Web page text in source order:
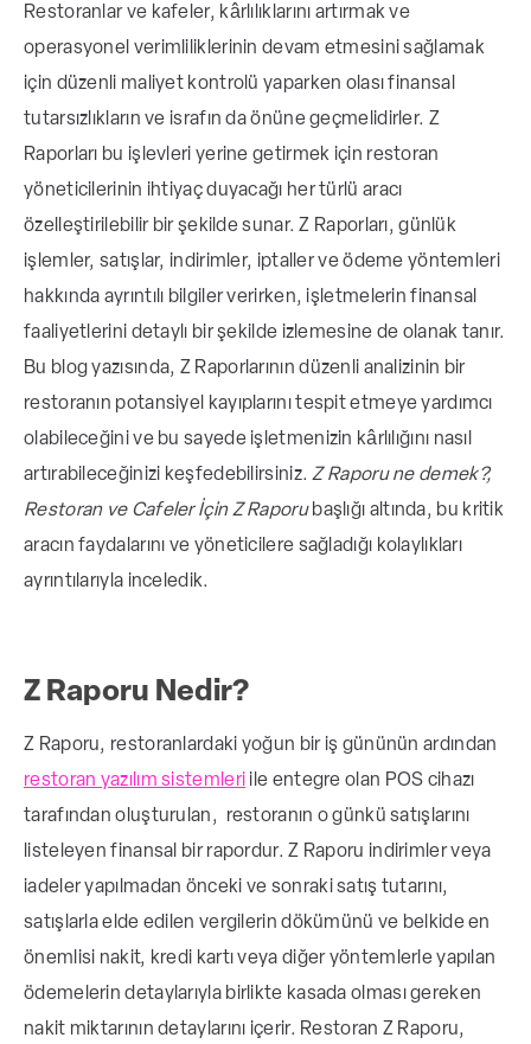
Z Raporu, restoran ve kafelerde gün
sonunda POS cihazları tarafından
oluşturulan, günlük satışların, ödemelerin,
indirimlerin ve iptallerin ayrıntılı dökümünü
İşletmelerin kasadaki nakit ile sistemde
kayıtlı satış tutarlarının uyumunu kontrol
etmelerine, tutarsızlıkları ve olası
aldatmacaları tespit etmelerine olanak
sağlar.
ve buna göre menü veya kampanya
stratejileri geliştirme imkânı sunar.
günlük satışları sıfırlayarak işletmenin
sağlar; ayrıca imza alanları sayesinde mesai
sorumluluğu netleşir.
Restoranlar ve kafeler, kârlılıklarını artırmak ve
operasyonel verimliliklerinin devam etmesini sağlamak
için düzenli maliyet kontrolü yaparken olası finansal
tutarsızlıkların ve israfın da önüne geçmelidirler. Z
Raporları bu işlevleri yerine getirmek için restoran
yöneticilerinin ihtiyaç duyacağı her türlü aracı
özelleştirilebilir bir şekilde sunar. Z Raporları, günlük
işlemler, satışlar, indirimler, iptaller ve ödeme yöntemleri
hakkında ayrıntılı bilgiler verirken, işletmelerin finansal
faaliyetlerini detaylı bir şekilde izlemesine de olanak tanır.
Bu blog yazısında, Z Raporlarının düzenli analizinin bir
restoranın potansiyel kayıplarını tespit etmeye yardımcı
olabileceğini ve bu sayede işletmenizin kârlılığını nasıl
artırabileceğinizi keşfedebilirsiniz.Z Raporu ne demek?,
Restoran ve Cafeler İçin Z Raporubaşlığı altında, bu kritik
aracın faydalarını ve yöneticilere sağladığı kolaylıkları
ayrıntılarıyla inceledik.
Z Raporu Nedir?
Z Raporu, restoranlardaki yoğun bir iş gününün ardından
restoran yazılım sistemleri ile entegre olan POS cihazı
tarafından oluşturulan, restoranın o günkü satışlarını
listeleyen finansal bir rapordur.Z Raporu indirimler veya
iadeler yapılmadan önceki ve sonraki satış tutarını,
satışlarla elde edilen vergilerin dökümünü ve belkide en
önemlisi nakit, kredi kartı veya diğer yöntemlerle yapılan
ödemelerin detaylarıyla birlikte kasada olması gereken
nakit miktarının detaylarını içerir. Restoran Z Raporu,